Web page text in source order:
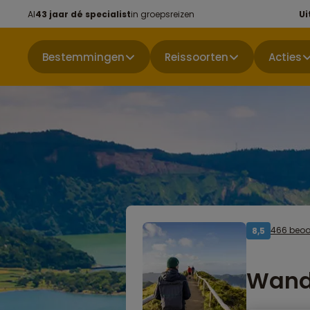
Al43 jaar dé specialistin groepsreizen
Bestemmingen Reissoorten Acties
8,5 466